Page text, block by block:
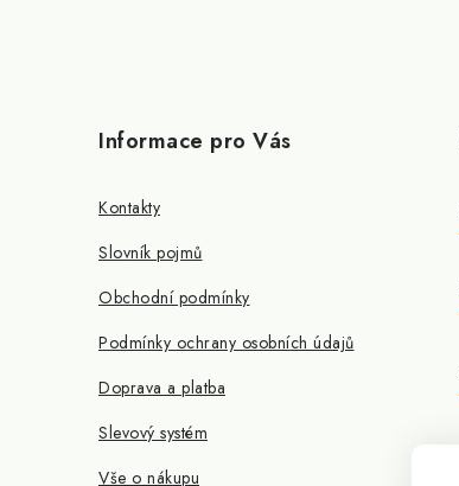
Informace pro Vás
Kontakty
Slovník pojmů
Obchodní podmínky
Podmínky ochrany osobních údajů
Doprava a platba
Slevový systém
Vše o nákupu